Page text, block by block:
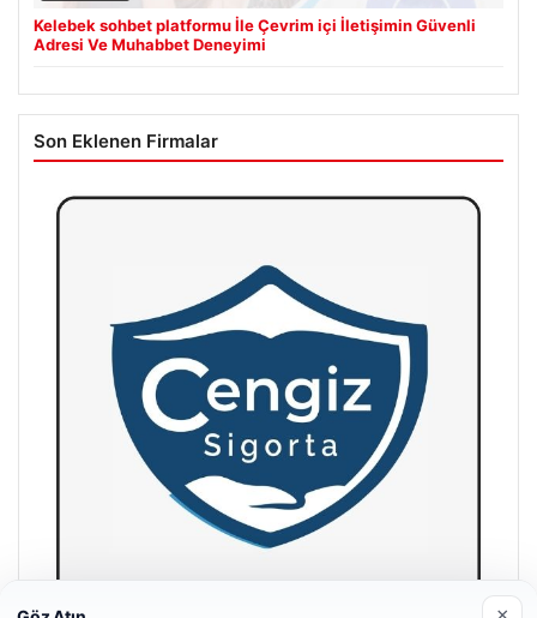
Kelebek sohbet platformu İle Çevrim içi İletişimin Güvenli
Adresi Ve Muhabbet Deneyimi
Son Eklenen Firmalar